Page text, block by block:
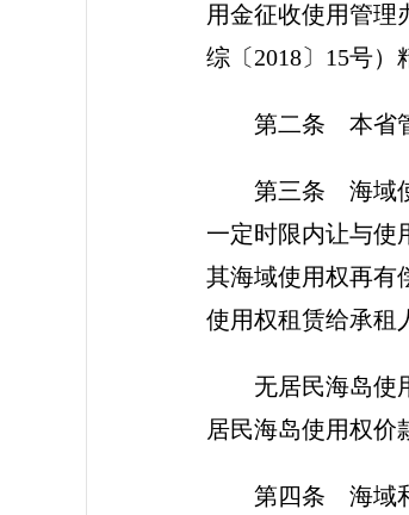
用金征收使用管理
综〔2018〕15号）
第二条 本省
第三条 海域
一定时限内让与使
其海域使用权再有
使用权租赁给承租
无居民海岛使
居民海岛使用权价
第四条 海域